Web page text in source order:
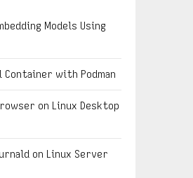
Models Using
Container with Podman
on Linux Desktop
on Linux Server